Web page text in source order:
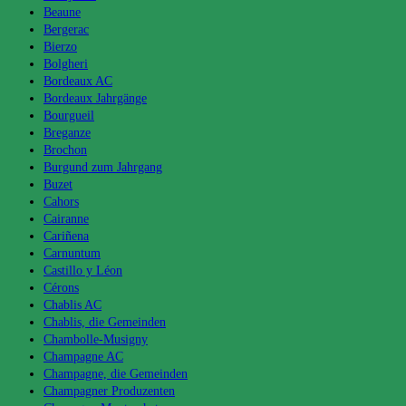
Beaune
Bergerac
Bierzo
Bolgheri
Bordeaux AC
Bordeaux Jahrgänge
Bourgueil
Breganze
Brochon
Burgund zum Jahrgang
Buzet
Cahors
Cairanne
Cariñena
Carnuntum
Castillo y Léon
Cérons
Chablis AC
Chablis, die Gemeinden
Chambolle-Musigny
Champagne AC
Champagne, die Gemeinden
Champagner Produzenten